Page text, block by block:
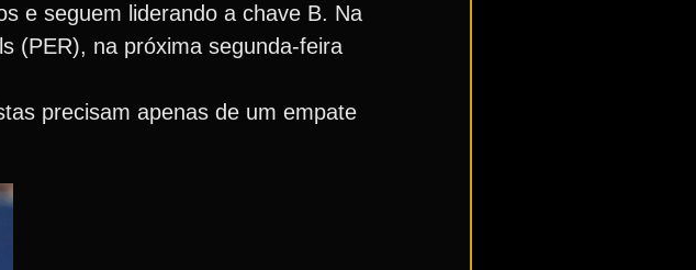
e seguem liderando a chave B. Na
(PER), na próxima segunda-feira
precisam apenas de um empate